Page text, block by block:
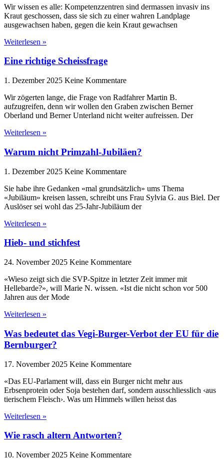
Wir wissen es alle: Kompetenzzentren sind dermassen invasiv ins
Kraut geschossen, dass sie sich zu einer wahren Landplage
ausgewachsen haben, gegen die kein Kraut gewachsen
Weiterlesen »
Eine richtige Scheissfrage
1. Dezember 2025 Keine Kommentare
Wir zögerten lange, die Frage von Radfahrer Martin B.
aufzugreifen, denn wir wollen den Graben zwischen Berner
Oberland und Berner Unterland nicht weiter aufreissen. Der
Weiterlesen »
Warum nicht Primzahl-Jubiläen?
1. Dezember 2025 Keine Kommentare
Sie habe ihre Gedanken «mal grundsätzlich» ums Thema
«Jubiläum» kreisen lassen, schreibt uns Frau Sylvia G. aus Biel. Der
Auslöser sei wohl das 25-Jahr-Jubiläum der
Weiterlesen »
Hieb- und stichfest
24. November 2025 Keine Kommentare
«Wieso zeigt sich die SVP-Spitze in letzter Zeit immer mit
Hellebarde?», will Marie N. wissen. «Ist die nicht schon vor 500
Jahren aus der Mode
Weiterlesen »
Was bedeutet das Vegi-Burger-Verbot der EU für die
Bernburger?
17. November 2025 Keine Kommentare
«Das EU-Parlament will, dass ein Burger nicht mehr aus
Erbsenprotein oder Soja bestehen darf, sondern ausschliesslich ‹aus
tierischem Fleisch›. Was um Himmels willen heisst das
Weiterlesen »
Wie rasch altern Antworten?
10. November 2025 Keine Kommentare